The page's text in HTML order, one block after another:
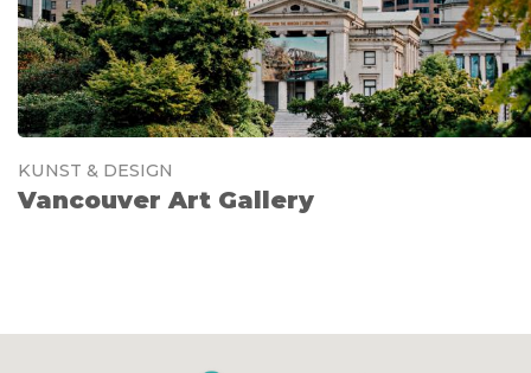
KUNST & DESIGN
Vancouver Art Gallery